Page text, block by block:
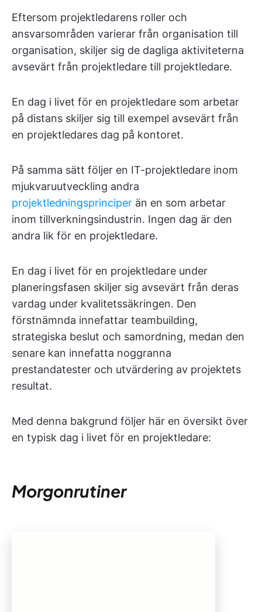
Eftersom projektledarens roller och
ansvarsområden varierar från organisation till
organisation, skiljer sig de dagliga aktiviteterna
avsevärt från projektledare till projektledare.
En dag i livet för en projektledare som arbetar
på distans skiljer sig till exempel avsevärt från
en projektledares dag på kontoret.
På samma sätt följer en IT-projektledare inom
mjukvaruutveckling andra
projektledningsprinciper än en som arbetar
inom tillverkningsindustrin. Ingen dag är den
andra lik för en projektledare.
En dag i livet för en projektledare under
planeringsfasen skiljer sig avsevärt från deras
vardag under kvalitetssäkringen. Den
förstnämnda innefattar teambuilding,
strategiska beslut och samordning, medan den
senare kan innefatta noggranna
prestandatester och utvärdering av projektets
resultat.
Med denna bakgrund följer här en översikt över
en typisk dag i livet för en projektledare:
Morgonrutiner